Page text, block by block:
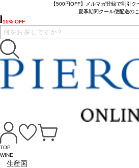
【500円OFF】メルマガ登録で割引ク
夏季期間クール便配送の
TOP
WINE
生産国
15% OFF
16% OFF